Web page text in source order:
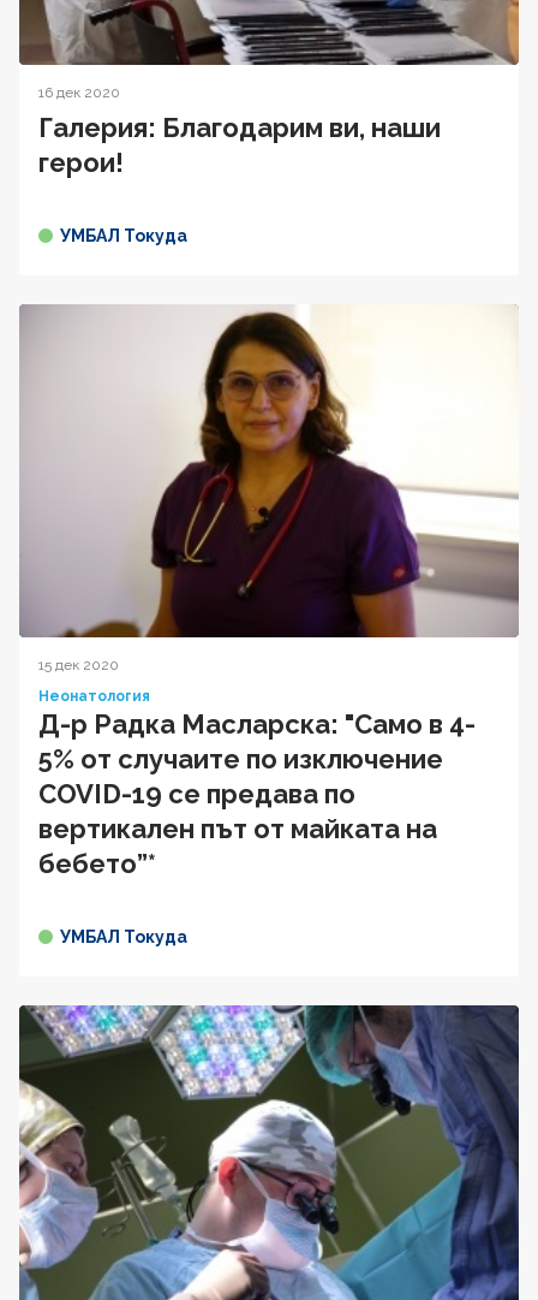
16 дек 2020
Галерия: Благодарим ви, наши
герои!
УМБАЛ Токуда
15 дек 2020
Неонатология
Д-р Радка Масларска: "Само в 4-
5% от случаите по изключение
COVID-19 се предава по
вертикален път от майката на
бебето”*
УМБАЛ Токуда